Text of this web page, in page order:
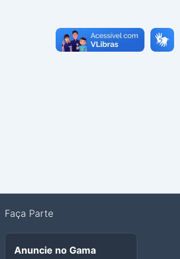
Faça Parte
Anuncie no Gama